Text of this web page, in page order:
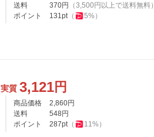
送料
370円 （3,500 円以上で送料無料）
ポイント
131pt（ 5%）
実質 3,121円
商品価格 2,860円
送料
548 円
ポイント
287pt（ 11%）